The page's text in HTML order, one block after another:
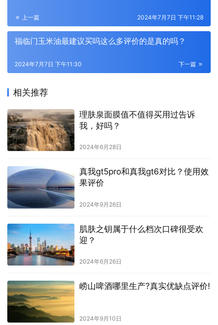
上一篇 2024年7月7日 下午11:28
福临门玉米油最建议买吗这么多评价的是真的吗？
下一篇
2024年7月7日 下午11:30
相关推荐
理肤泉面膜值不值得买用过告诉
我，好吗？
2024年6月28日
真我gt5pro和真我gt6对比？使用效
果评价
2024年9月26日
肌肤之钥属于什么档次口碑很受欢
迎？
2024年6月26日
崂山啤酒哪里生产?真实优缺点评价!
2024年9月10日